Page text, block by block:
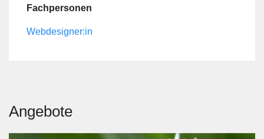
Fachpersonen
Webdesigner:in
Angebote